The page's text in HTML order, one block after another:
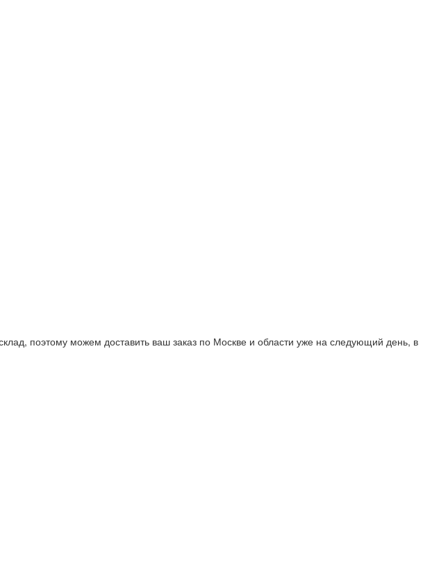
поэтому можем доставить ваш заказ по Москве и области уже на следующий день, в